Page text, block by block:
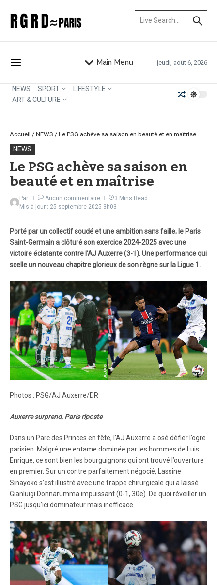
Main Menu jeudi, août 6, 2026
NEWS SPORT
LIFESTYLE
ART & CULTURE
Accueil / NEWS / Le PSG achève sa saison en beauté et en maîtrise
NEWS
Le PSG achève sa saison en
beauté et en maîtrise
Par Aucun commentaire
3 Mins Read
Mis à jour : 25 septembre 2025 3h03
Porté par un collectif soudé et une ambition sans faille, le Paris
Saint-Germain a clôturé son exercice 2024-2025 avec une
victoire éclatante contre l’AJ Auxerre (3-1). Une performance qui
scelle un nouveau chapitre glorieux de son règne sur la Ligue 1.
Photos : PSG/AJ Auxerre/DR
Auxerre surprend, Paris riposte
Dans un Parc des Princes en fête, l’AJ Auxerre a osé défier l’ogre
parisien. Malgré une entame dominée par les hommes de Luis
Enrique, ce sont bien les bourguignons qui ont trouvé l’ouverture
en premier. Sur un contre parfaitement négocié, Lassine
Sinayoko s’est illustré avec une frappe chirurgicale qui a laissé
Gianluigi Donnarumma impuissant (0-1, 30e). De quoi réveiller un
PSG jusqu’ici dominateur mais inefficace.